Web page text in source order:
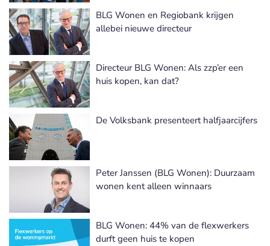
BLG Wonen en Regiobank krijgen
allebei nieuwe directeur
Directeur BLG Wonen: Als zzp’er een
huis kopen, kan dat?
De Volksbank presenteert halfjaarcijfers
Peter Janssen (BLG Wonen): Duurzaam
wonen kent alleen winnaars
BLG Wonen: 44% van de flexwerkers
durft geen huis te kopen